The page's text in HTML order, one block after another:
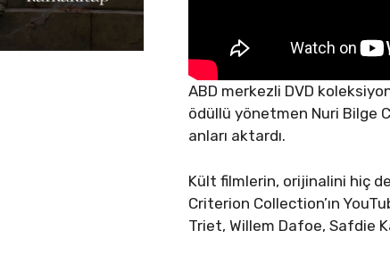
ABD merkezli DVD
ödüllü yönetmen Nuri Bilge
anları aktardı.
Kült filmlerin, orijinalini hiç
Criterion Collection’ın
Triet, Willem Dafoe, Safdie